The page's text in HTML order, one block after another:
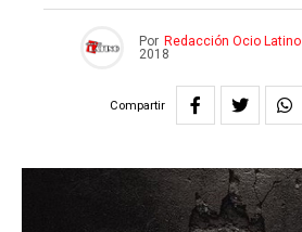
Por Redacción Ocio Latino
2018
Compartir